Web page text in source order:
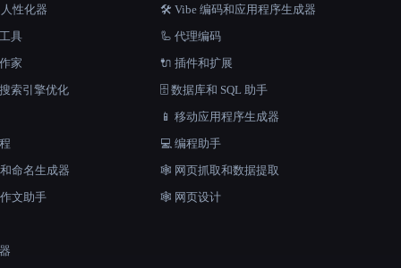
性化器
具
家
索引擎优化
命名生成器
文助手
🛠️ Vibe 编码和应用程序生成器
🦾 代理编码
🔌 插件和扩展
🗄️ 数据库和 SQL 助手
📱 移动应用程序生成器
💻 编程助手
🕸️ 网页抓取和数据提取
🕸 网页设计